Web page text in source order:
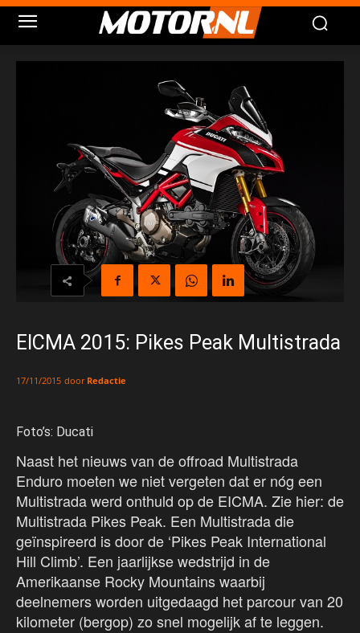
EICMA 2015: Pikes Peak Multistrada
17/11/2015 door Redactie
Foto’s: Ducati
Naast het nieuws van de offroad Multistrada
Enduro moeten we niet vergeten dat er nóg een
Multistrada werd onthuld op de EICMA. Zie hier: de
Multistrada Pikes Peak. Een Multistrada die
geïnspireerd is door de ‘Pikes Peak International
Hill Climb’. Een jaarlijkse wedstrijd in de
Amerikaanse Rocky Mountains waarbij
deelnemers worden uitgedaagd het parcour van 20
kilometer (bergop) zo snel mogelijk af te leggen.